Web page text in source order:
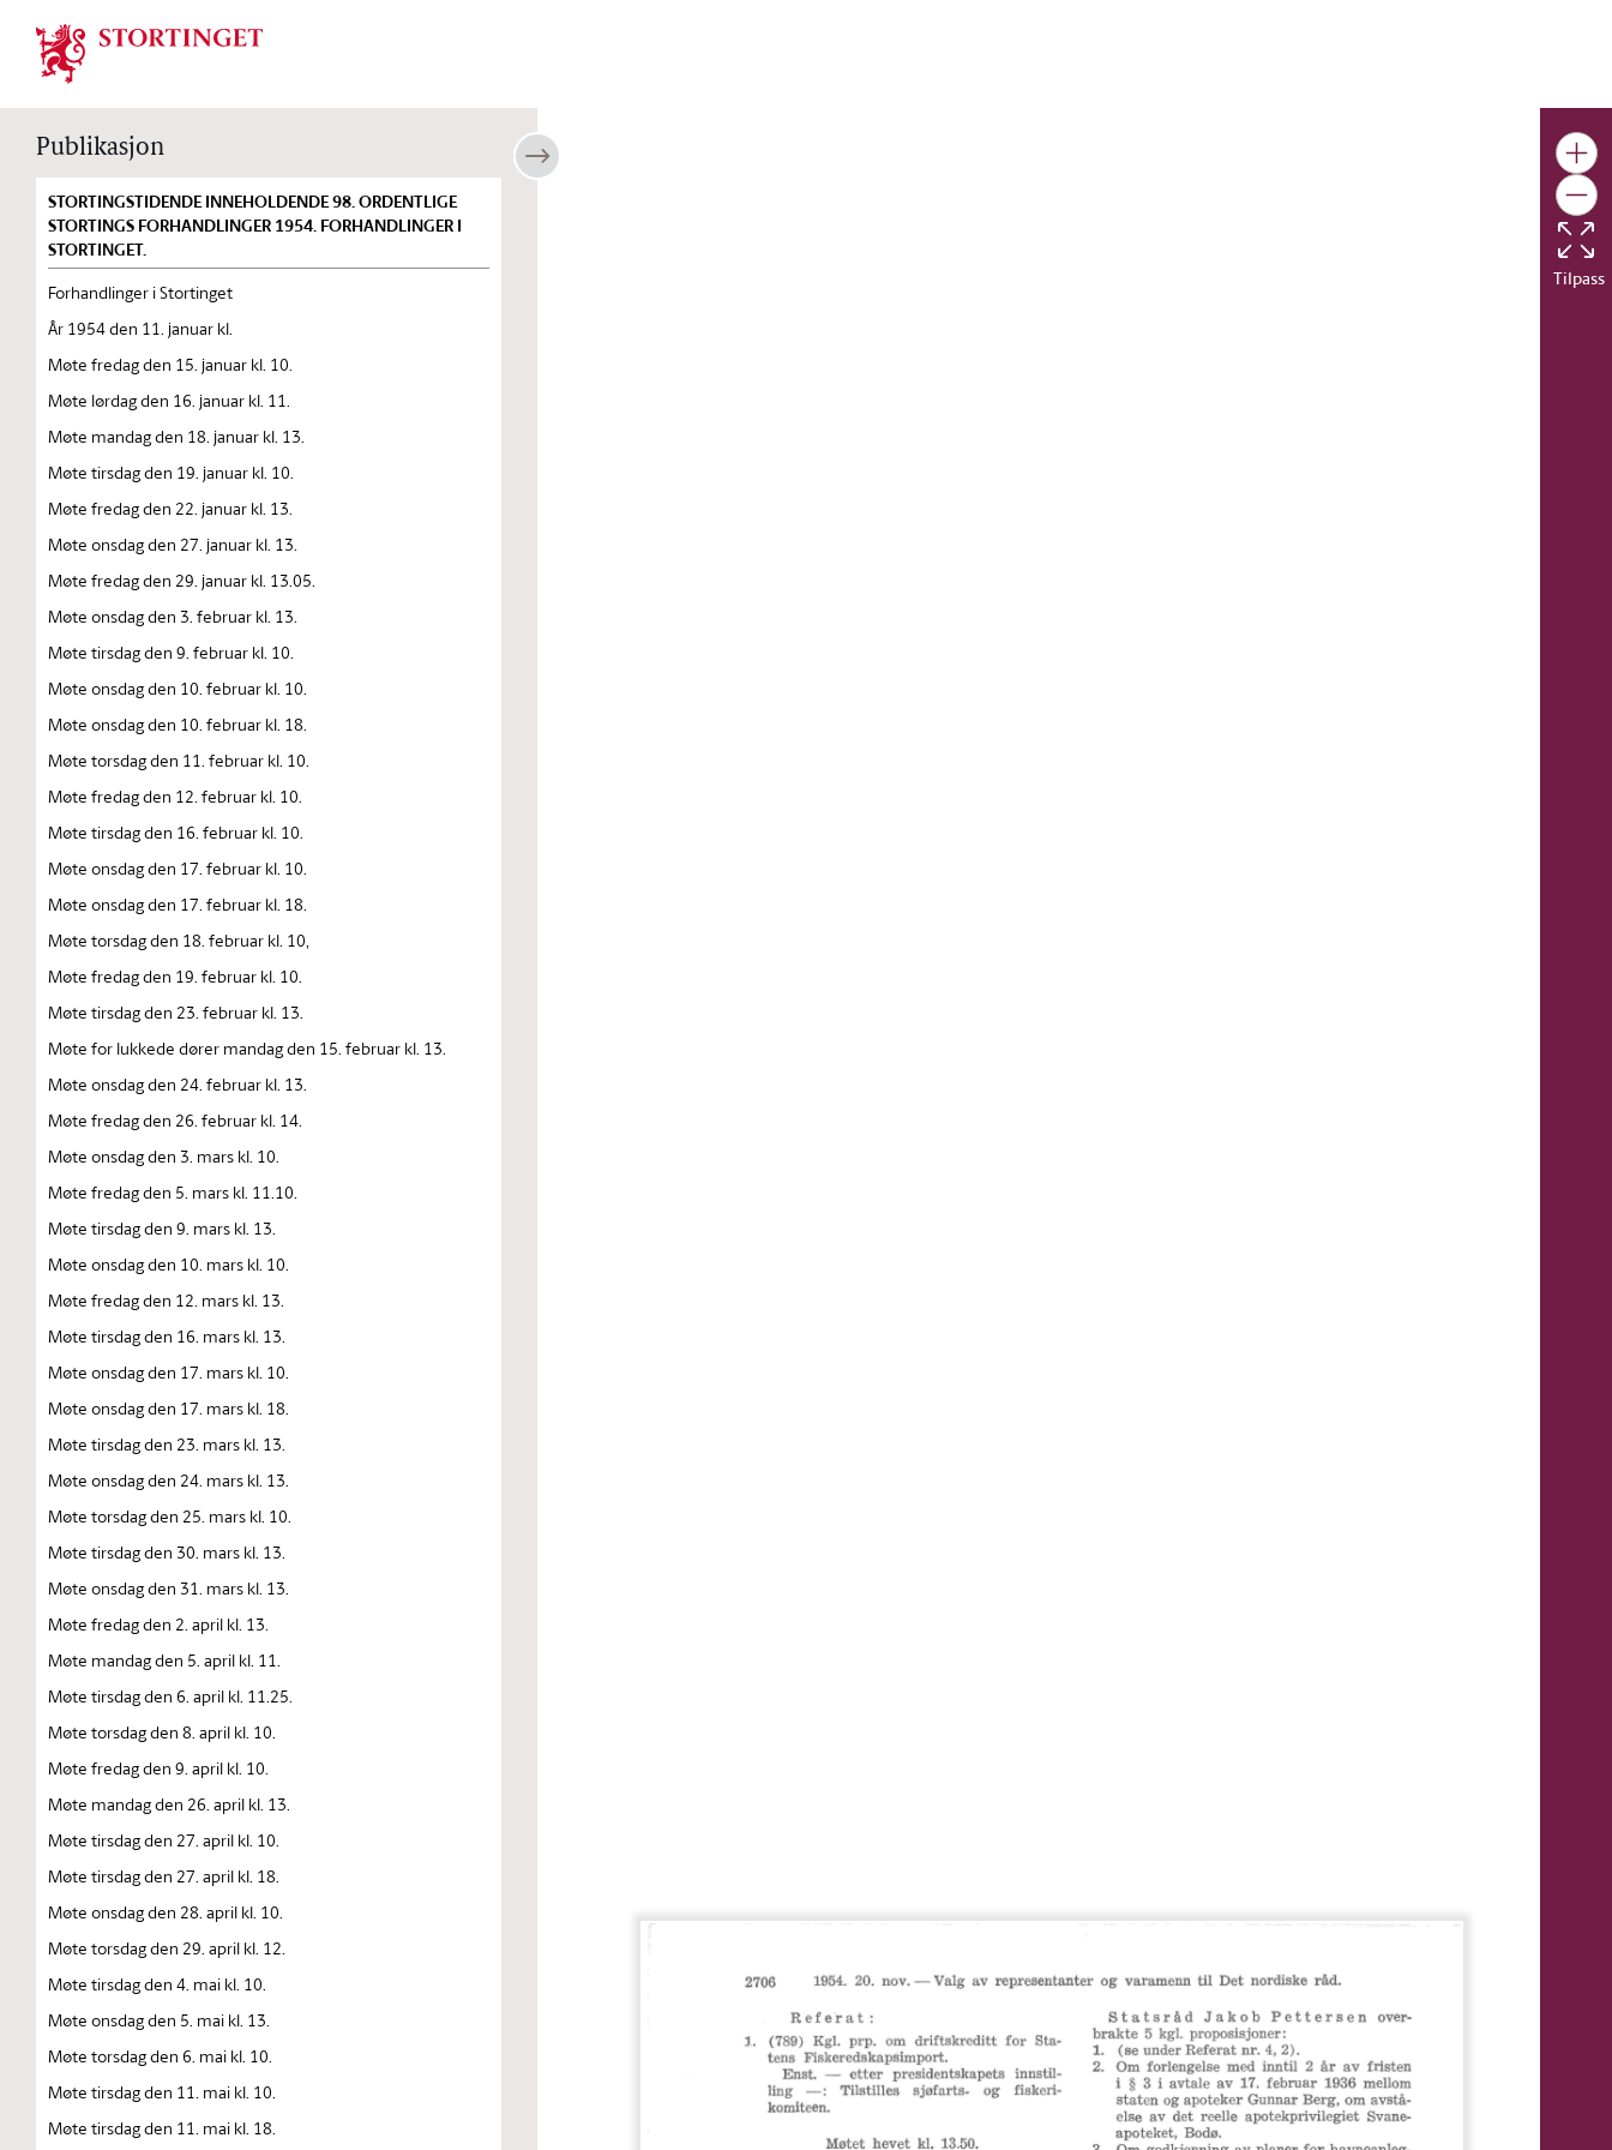
Stortinget.no
Publikasjon
STORTINGSTIDENDE INNEHOLDENDE 98. ORDENTLIGE
STORTINGS FORHANDLINGER 1954. FORHANDLINGER I
STORTINGET.
Forhandlinger i Stortinget
År 1954 den 11. januar kl.
Møte fredag den 15. januar kl. 10.
Møte lørdag den 16. januar kl. 11.
Møte mandag den 18. januar kl. 13.
Møte tirsdag den 19. januar kl. 10.
Møte fredag den 22. januar kl. 13.
Møte onsdag den 27. januar kl. 13.
Møte fredag den 29. januar kl. 13.05.
Møte onsdag den 3. februar kl. 13.
Møte tirsdag den 9. februar kl. 10.
Møte onsdag den 10. februar kl. 10.
Møte onsdag den 10. februar kl. 18.
Møte torsdag den 11. februar kl. 10.
Møte fredag den 12. februar kl. 10.
Møte tirsdag den 16. februar kl. 10.
Møte onsdag den 17. februar kl. 10.
Møte onsdag den 17. februar kl. 18.
Møte torsdag den 18. februar kl. 10,
Møte fredag den 19. februar kl. 10.
Møte tirsdag den 23. februar kl. 13.
Møte for lukkede dører mandag den 15. februar kl. 13.
Møte onsdag den 24. februar kl. 13.
Møte fredag den 26. februar kl. 14.
Møte onsdag den 3. mars kl. 10.
Møte fredag den 5. mars kl. 11.10.
Møte tirsdag den 9. mars kl. 13.
Møte onsdag den 10. mars kl. 10.
Møte fredag den 12. mars kl. 13.
Møte tirsdag den 16. mars kl. 13.
Møte onsdag den 17. mars kl. 10.
Møte onsdag den 17. mars kl. 18.
Møte tirsdag den 23. mars kl. 13.
Møte onsdag den 24. mars kl. 13.
Møte torsdag den 25. mars kl. 10.
Møte tirsdag den 30. mars kl. 13.
Møte onsdag den 31. mars kl. 13.
Møte fredag den 2. april kl. 13.
Møte mandag den 5. april kl. 11.
Møte tirsdag den 6. april kl. 11.25.
Møte torsdag den 8. april kl. 10.
Møte fredag den 9. april kl. 10.
Møte mandag den 26. april kl. 13.
Møte tirsdag den 27. april kl. 10.
Møte tirsdag den 27. april kl. 18.
Møte onsdag den 28. april kl. 10.
Møte torsdag den 29. april kl. 12.
Møte tirsdag den 4. mai kl. 10.
Møte onsdag den 5. mai kl. 13.
Møte torsdag den 6. mai kl. 10.
Møte tirsdag den 11. mai kl. 10.
Møte tirsdag den 11. mai kl. 18.